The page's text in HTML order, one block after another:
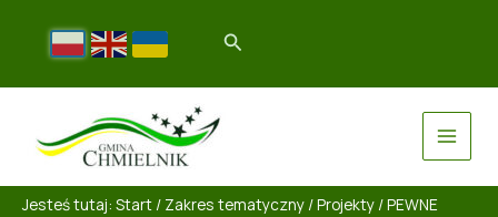
Jesteś tutaj: Start / Zakres tematyczny /Projekty /PEWNE